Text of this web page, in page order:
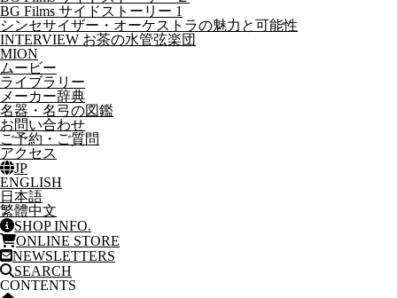
BG Films サイドストーリー 1
シンセサイザー・オーケストラの魅力と可能性
INTERVIEW お茶の水管弦楽団
MION
ムービー
ライブラリー
メーカー辞典
名器・名弓の図鑑
お問い合わせ
ご予約・ご質問
アクセス
JP
ENGLISH
日本語
繁體中文
SHOP INFO.
ONLINE STORE
NEWSLETTERS
SEARCH
CONTENTS